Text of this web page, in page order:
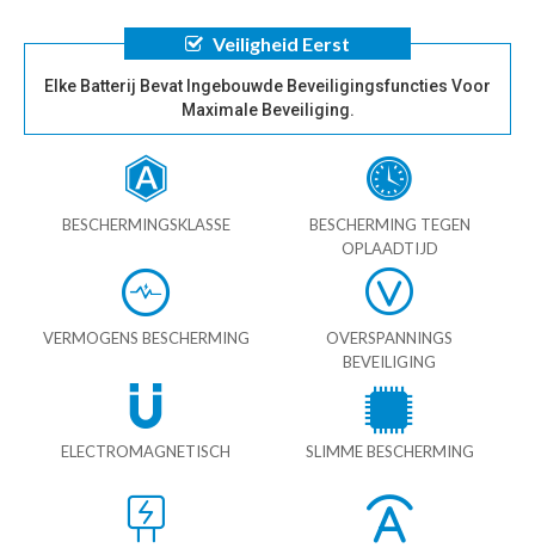
Veiligheid Eerst
Elke Batterij Bevat Ingebouwde Beveiligingsfuncties Voor
Maximale Beveiliging.
BESCHERMINGSKLASSE
BESCHERMING TEGEN
OPLAADTIJD
VERMOGENS BESCHERMING
OVERSPANNINGS
BEVEILIGING
ELECTROMAGNETISCH SLIMME BESCHERMING